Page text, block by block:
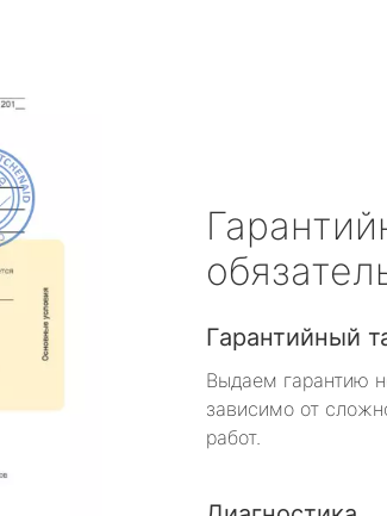
Гарантийный
Выдаем гарантию
зависимо от
работ.